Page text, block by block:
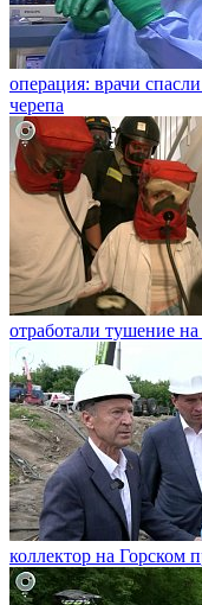
операция: врачи
черепа
отработали тушение
коллектор на Горском